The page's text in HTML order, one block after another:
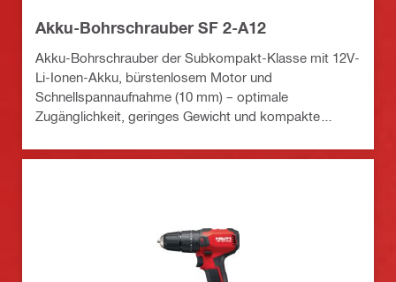
Akku-Bohrschrauber SF 2-A12
Akku-Bohrschrauber der Subkompakt-Klasse mit 12V-
Li-Ionen-Akku, bürstenlosem Motor und
Schnellspannaufnahme (10 mm) – optimale
Zugänglichkeit, geringes Gewicht und kompakte